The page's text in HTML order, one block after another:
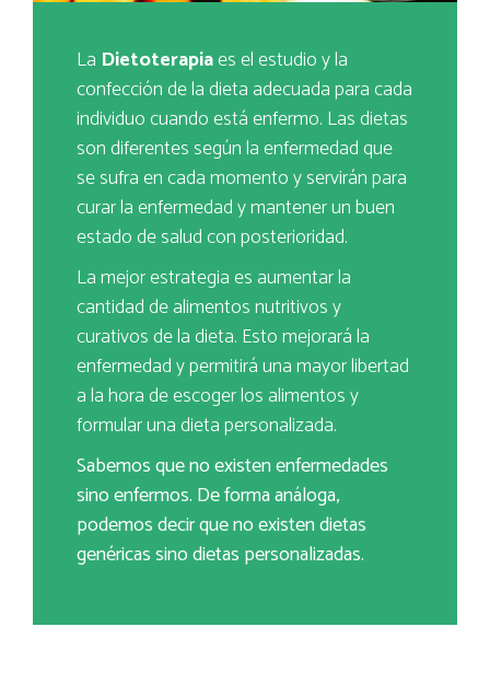
La Dietoterapiaes el estudio y la
confección de la dieta adecuada para cada
individuo cuando está enfermo. Las dietas
son diferentes según la enfermedad que
se sufra en cada momento y servirán para
curar la enfermedad y mantener un buen
estado de salud con posterioridad.
La mejor estrategia es aumentar la
cantidad de alimentos nutritivos y
curativos de la dieta. Esto mejorará la
enfermedad y permitirá una mayor libertad
a la hora de escoger los alimentos y
formular una dieta personalizada.
Sabemos que no existen enfermedades
sino enfermos. De forma análoga,
podemos decir que no existen dietas
genéricas sino dietas personalizadas.